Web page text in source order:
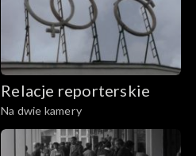
Relacje reporterskie
Na dwie kamery